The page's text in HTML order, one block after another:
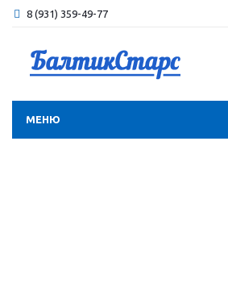
8 (931) 359-49-77
МЕНЮ